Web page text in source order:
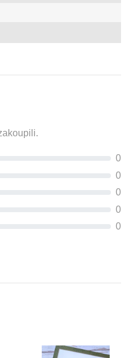
0
0
0
0
0